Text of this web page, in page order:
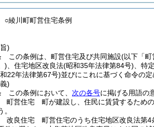
○綾川町町営住宅条例
)
この条例は、町営住宅及び共同施設(以下「町
) 、住宅地区改良法(昭和35年法律第84号) 、特
22年法律第67号)並びにこれに基づく命令の
)
この条例において、 次の各号に掲げる用語の
町営住宅 町が建設し、住民に賃貸するため
。
改良住宅 町営住宅のうち住宅地区改良法第4